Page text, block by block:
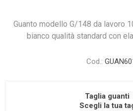
Guanto modello G/148 da lavoro
bianco qualità standard con
Cod.:
Taglia guanti
Scegli la tua